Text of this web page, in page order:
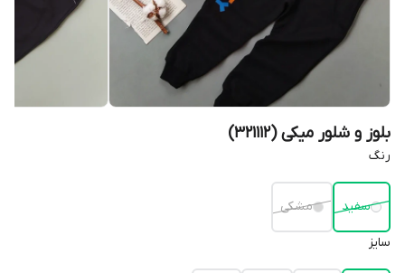
بلوز و شلور میکی (321112)
رنگ
سفید مشکی
سایز